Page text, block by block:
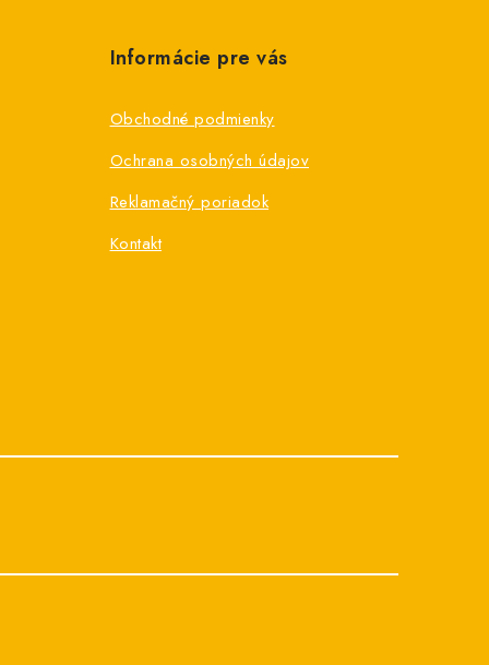
Informácie pre vás
Obchodné podmienky
Ochrana osobných údajov
Reklamačný poriadok
Kontakt